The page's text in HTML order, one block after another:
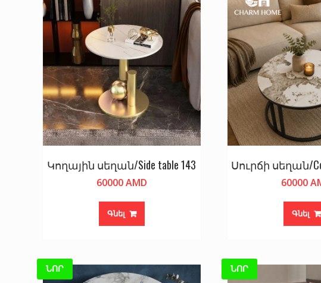
Կողային սեղան/Side table 143
60000AMD
Գնել
Սուրճի սեղան/
60000
Գնել
ՆՈՐ ՆՈՐ